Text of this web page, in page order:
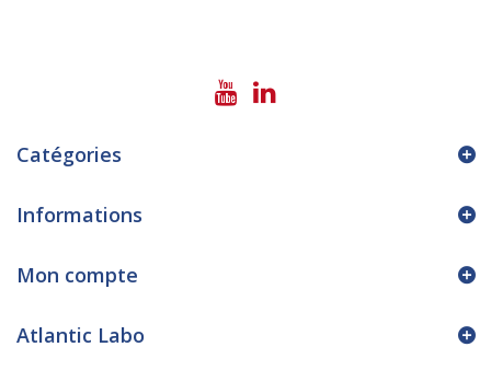
Catégories
Informations
Mon compte
Atlantic Labo